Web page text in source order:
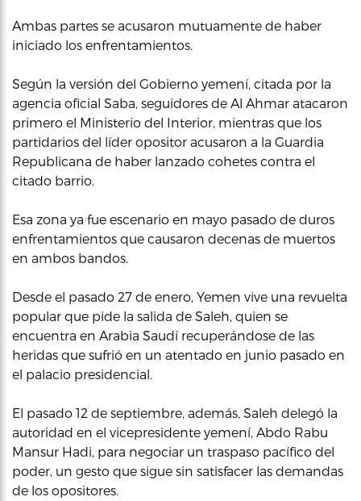
Ambas partes se acusaron mutuamente de haber
iniciado los enfrentamientos.
Según la versión del Gobierno yemení, citada por la
agencia oficial Saba, seguidores de Al Ahmar atacaron
primero el Ministerio del Interior, mientras que los
partidarios del líder opositor acusaron a la Guardia
Republicana de haber lanzado cohetes contra el
citado barrio.
Esa zona ya fue escenario en mayo pasado de duros
enfrentamientos que causaron decenas de muertos
en ambos bandos.
Desde el pasado 27 de enero, Yemen vive una revuelta
popular que pide la salida de Saleh, quien se
encuentra en Arabia Saudí recuperándose de las
heridas que sufrió en un atentado en junio pasado en
el palacio presidencial.
El pasado 12 de septiembre, además, Saleh delegó la
autoridad en el vicepresidente yemení, Abdo Rabu
Mansur Hadi, para negociar un traspaso pacífico del
poder, un gesto que sigue sin satisfacer las demandas
de los opositores.